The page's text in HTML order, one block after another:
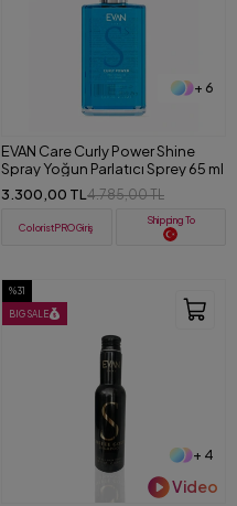
+ 6
EVAN Care Curly Power Shine
Spray Yoğun Parlatıcı Sprey 65 ml
3.300,00 TL 4.785,00 TL
ColoristPRO Giriş
Shipping To
%31
BIG SALE
+ 4
Video